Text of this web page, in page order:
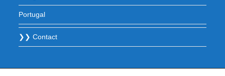
Portugal
❯❯ Contact